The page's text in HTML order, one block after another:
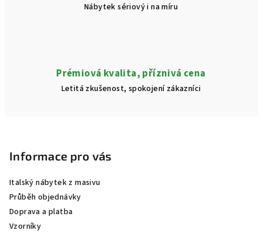
Nábytek sériový i na míru
Prémiová kvalita, příznivá cena
Letitá zkušenost, spokojení zákazníci
Informace pro vás
Italský nábytek z masivu
Průběh objednávky
Doprava a platba
Vzorníky